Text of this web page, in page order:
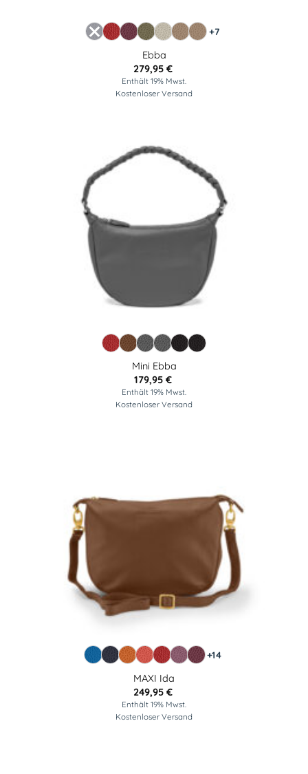
+7
Ebba
279,95 €
Enthält 19% Mwst.
Kostenloser Versand
Mini Ebba
179,95 €
Enthält 19% Mwst.
Kostenloser Versand
+14
MAXI Ida
249,95 €
Enthält 19% Mwst.
Kostenloser Versand